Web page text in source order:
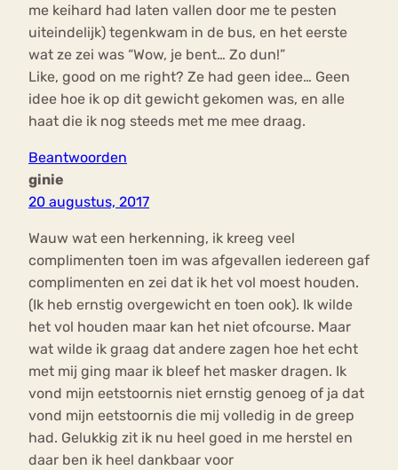
me keihard had laten vallen door me te pesten
uiteindelijk) tegenkwam in de bus, en het eerste
wat ze zei was “Wow, je bent… Zo dun!”
Like, good on me right? Ze had geen idee… Geen
idee hoe ik op dit gewicht gekomen was, en alle
haat die ik nog steeds met me mee draag.
Beantwoorden
ginie
20 augustus, 2017
Wauw wat een herkenning, ik kreeg veel
complimenten toen im was afgevallen iedereen gaf
complimenten en zei dat ik het vol moest houden.
(Ik heb ernstig overgewicht en toen ook). Ik wilde
het vol houden maar kan het niet ofcourse. Maar
wat wilde ik graag dat andere zagen hoe het echt
met mij ging maar ik bleef het masker dragen. Ik
vond mijn eetstoornis niet ernstig genoeg of ja dat
vond mijn eetstoornis die mij volledig in de greep
had. Gelukkig zit ik nu heel goed in me herstel en
daar ben ik heel dankbaar voor